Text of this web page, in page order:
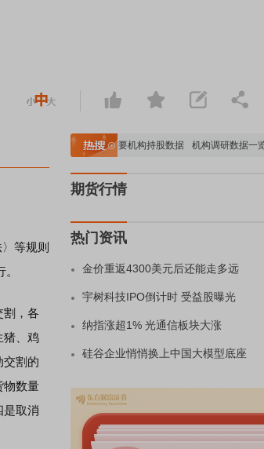
等规则
，各
猪、鸡
交割的
物数量
是取消
A股估值分析全览 重要机构持股数据 机构调研数据一览
期货行情
热门资讯
金价重返4300美元后还能走多远
宇树科技IPO倒计时 受益股曝光
纳指涨超1% 光通信板块大涨
硅谷企业悄悄换上中国大模型底座